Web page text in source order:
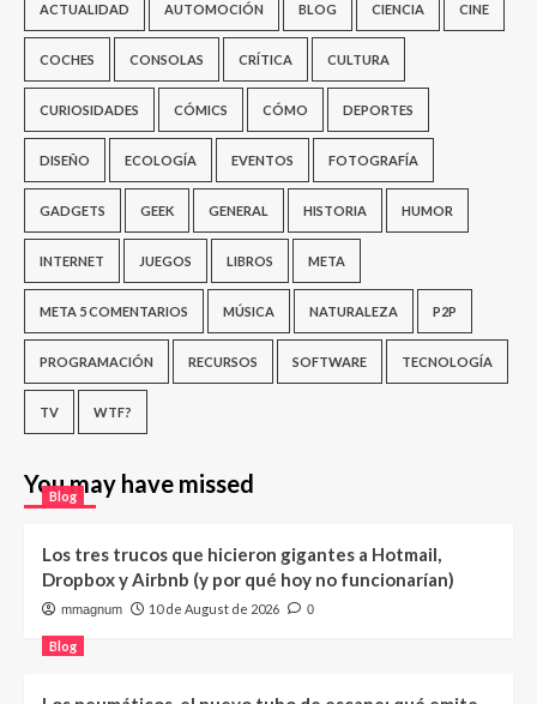
ACTUALIDAD AUTOMOCIÓN BLOG CIENCIA CINE
COCHES CONSOLAS CRÍTICA CULTURA
CURIOSIDADES CÓMICS CÓMO DEPORTES
DISEÑO ECOLOGÍA EVENTOS FOTOGRAFÍA
GADGETS GEEK GENERAL HISTORIA HUMOR
INTERNET JUEGOS LIBROS META
META 5 COMENTARIOS MÚSICA NATURALEZA P2P
PROGRAMACIÓN RECURSOS SOFTWARE TECNOLOGÍA
TV WTF?
You may have missed
Blog
Los tres trucos que hicieron gigantes a Hotmail,
Dropbox y Airbnb (y por qué hoy no funcionarían)
mmagnum 10 de August de 2026 0
Blog